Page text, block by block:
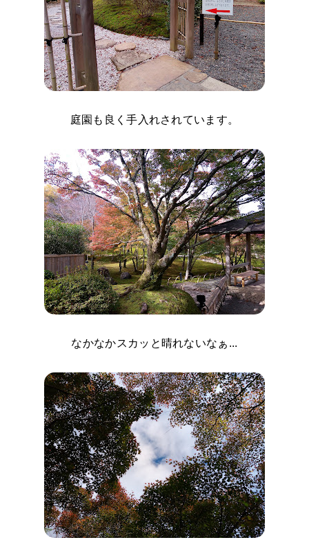
庭園も良く手入れされています。
なかなかスカッと晴れないなぁ...